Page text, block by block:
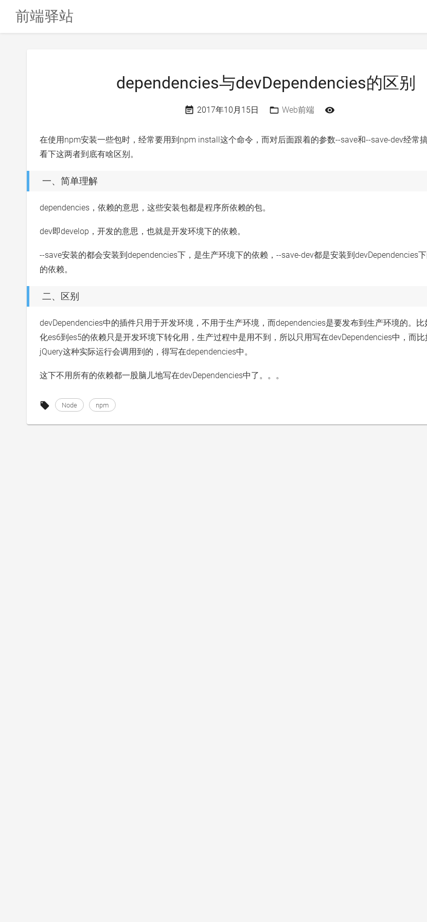
前端驿站
dependencies与devDependencies的区别
2017年10月15日 Web前端
在使用npm安装一些包时，经常要用到npm install这个命令，而对后面跟着的参数--save和--save-dev经常
看下这两者到底有啥区别。
一、简单理解
dependencies，依赖的意思，这些安装包都是程序所依赖的包。
dev即develop，开发的意思，也就是开发环境下的依赖。
--save安装的都会安装到dependencies下，是生产环境下的依赖，--save-dev都是安装到devDependencies
的依赖。
二、区别
devDependencies中的插件只用于开发环境，不用于生产环境，而dependencies是要发布到生产环境的。
化es6到es5的依赖只是开发环境下转化用，生产过程中是用不到，所以只用写在devDependencies中，而
jQuery这种实际运行会调用到的，得写在dependencies中。
这下不用所有的依赖都一股脑儿地写在devDependencies中了。。。
Node npm